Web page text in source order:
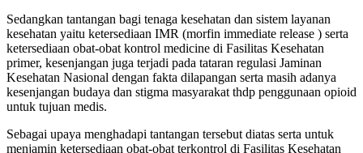
Sedangkan tantangan bagi tenaga kesehatan dan sistem layanan
kesehatan yaitu ketersediaan IMR (morfin immediate release ) serta
ketersediaan obat-obat kontrol medicine di Fasilitas Kesehatan
primer, kesenjangan juga terjadi pada tataran regulasi Jaminan
Kesehatan Nasional dengan fakta dilapangan serta masih adanya
kesenjangan budaya dan stigma masyarakat thdp penggunaan opioid
untuk tujuan medis.
Sebagai upaya menghadapi tantangan tersebut diatas serta untuk
menjamin ketersediaan obat-obat terkontrol di Fasilitas Kesehatan